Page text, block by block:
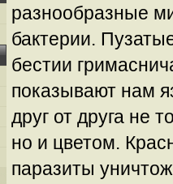
разнообразные
бактерии.
бестии
показывают нам
друг от друга не
но и цветом.
паразиты